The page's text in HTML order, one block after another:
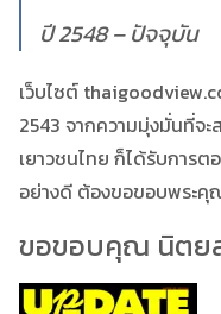
ปี 2548 – ปัจจุบัน
เว็บไซต์
2543 จากความมุ่งมั่นที่จะ
เยาวชนไทย ก็ได้รับการ
อย่างดี ต้องขอขอบพระคุ
ขอขอบคุณ นิตย